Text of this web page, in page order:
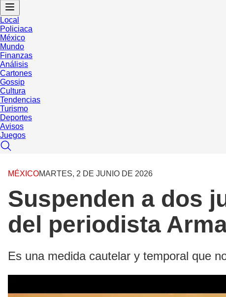
Local
Policiaca
México
Mundo
Finanzas
Análisis
Cartones
Gossip
Cultura
Tendencias
Turismo
Deportes
Avisos
Juegos
MÉXICOMARTES, 2 DE JUNIO DE 2026
Suspenden a dos
del periodista
Es una medida cautelar y temporal que